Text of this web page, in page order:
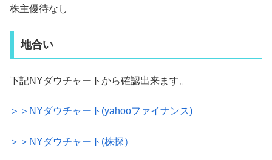
株主優待なし
地合い
下記NYダウチャートから確認出来ます。
＞＞NYダウチャート(yahooファイナンス)
＞＞NYダウチャート(株探）